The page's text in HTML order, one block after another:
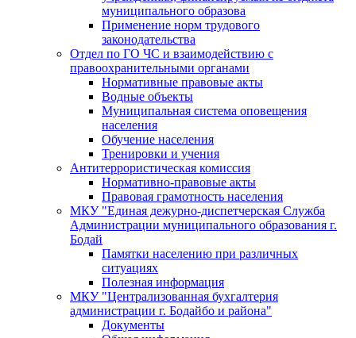
муниципального образова
Применение норм трудового
законодательства
Отдел по ГО ЧС и взаимодействию с
правоохранительными органами
Нормативные правовые акты
Водные объекты
Муниципальная система оповещения
населения
Обучение населения
Тренировки и учения
Антитеррористическая комиссия
Нормативно-правовые акты
Правовая грамотность населения
МКУ "Единая дежурно-диспетчерская Служба
Администрации муниципального образования г.
Бодай
Памятки населению при различных
ситуациях
Полезная информация
МКУ "Централизованная бухгалтерия
администрации г. Бодайбо и района"
Документы